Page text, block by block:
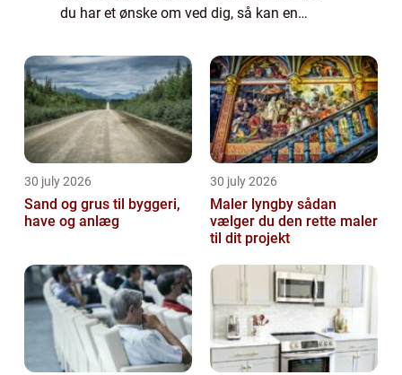
du har et ønske om ved dig, så kan en
30 july 2026
Sand og grus til byggeri,
have og anlæg
30 july 2026
Maler lyngby sådan
vælger du den rette maler
til dit projekt